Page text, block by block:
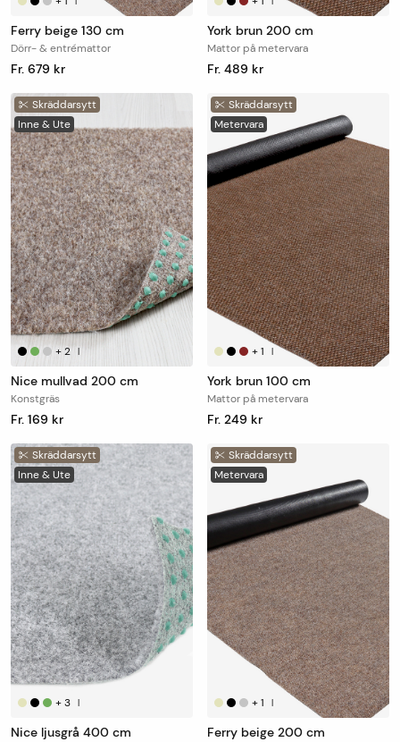
Ferry beige 130 cm
Dörr- & entrémattor
Fr. 679 kr
York brun 200 cm
Mattor på metervara
Fr. 489 kr
Skräddarsytt
Inne & Ute
+2 |
Nice mullvad 200 cm
Konstgräs
Fr. 169 kr
Skräddarsytt
Metervara
+1 |
York brun 100 cm
Mattor på metervara
Fr. 249 kr
Skräddarsytt
Inne & Ute
+3 |
Nice ljusgrå 400 cm
Skräddarsytt
Metervara
+1 |
Ferry beige 200 cm